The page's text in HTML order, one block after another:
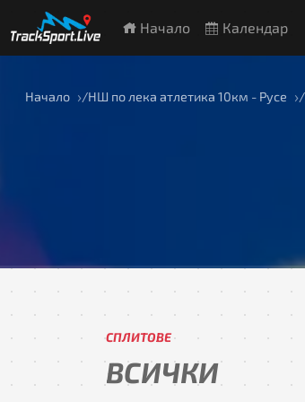
Начало Календар
Начало НШ по лека атлетика 10км - Русе
СПЛИТОВЕ
ВСИЧКИ